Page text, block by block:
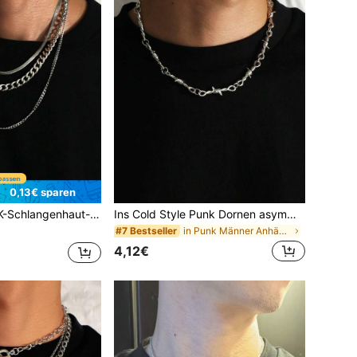
0,13€ sparen
Set, Hip-Hop-Kette, Hip-Hop-Edelstahl-NK-große Kettenerkette für Männer und Frauen, Hip-Hop-Accessoires für Männer, Unisex-Halsketten-Set Ins Cold Style Punk Dornen asymmetrische Halskette, Unisex Hip-Hop vielseitige Sweatshirt Schlüsselbein Kette
#7 Bestseller in Punk Männer Anhänger Halsketten
4,12€